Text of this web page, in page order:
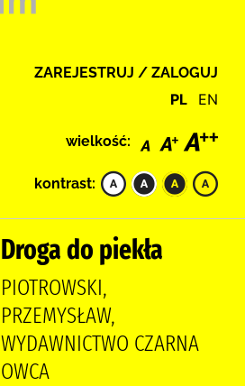
ZAREJESTRUJ / ZALOGUJ
PL EN
wielkość:
kontrast:
Droga do piekła
PIOTROWSKI,
PRZEMYSŁAW,
WYDAWNICTWO CZARNA
OWCA